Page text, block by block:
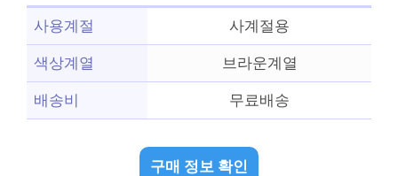
사용계절 사계절용
색상계열 브라운계열
배송비 무료배송
구매 정보 확인